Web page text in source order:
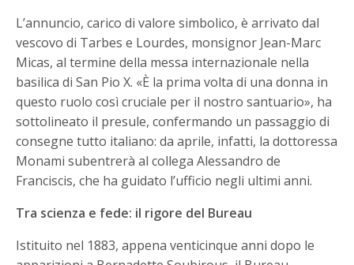
L’annuncio, carico di valore simbolico, è arrivato dal
vescovo di Tarbes e Lourdes, monsignor Jean-Marc
Micas, al termine della messa internazionale nella
basilica di San Pio X. «È la prima volta di una donna in
questo ruolo così cruciale per il nostro santuario», ha
sottolineato il presule, confermando un passaggio di
consegne tutto italiano: da aprile, infatti, la dottoressa
Monami subentrerà al collega Alessandro de
Franciscis, che ha guidato l’ufficio negli ultimi anni.
Tra scienza e fede: il rigore del Bureau
Istituito nel 1883, appena venticinque anni dopo le